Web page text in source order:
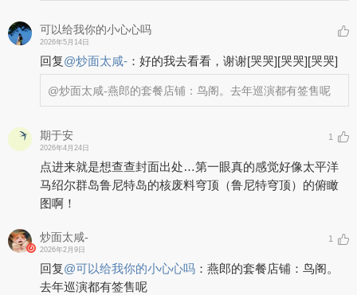
可以给我你的小心心吗
2026年5月14日
回复@炒面太咸- ： 好的我去看看，谢谢[哭哭][哭哭][哭哭]
@炒面太咸-燕郎的套餐店铺：鸟阁。去年巡演都有签售呢
期于安
2026年4月24日
1
点进来就是想查查封面出处…第一眼真的感觉好像太平洋
马绍尔群岛鲁尼特岛的核废料穹顶（鲁尼特穹顶）的俯瞰
图啊！
炒面太咸-
2026年2月9日
1
回复@可以给我你的小心心吗 ： 燕郎的套餐店铺：鸟阁。
去年巡演都有签售呢